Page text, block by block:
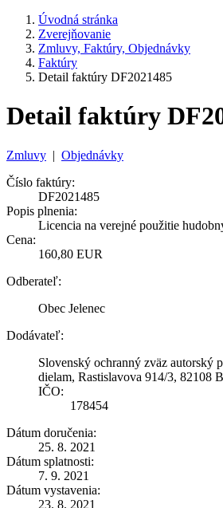
Úvodná stránka
Zverejňovanie
Zmluvy, Faktúry, Objednávky
Faktúry
Detail faktúry DF2021485
Detail faktúry
Zmluvy | Objednávky
Číslo faktúry:
DF2021485
Popis plnenia:
Licencia na verejné použitie
Cena:
160,80 EUR
Odberateľ:
Obec Jelenec
Dodávateľ:
Slovenský ochranný zväz autorský
dielam, Rastislavova 914/3, 82108
IČO:
178454
Dátum doručenia:
25. 8. 2021
Dátum splatnosti:
7. 9. 2021
Dátum vystavenia:
23. 8. 2021